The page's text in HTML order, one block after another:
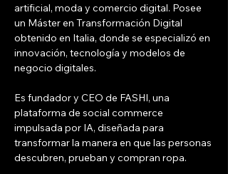
artificial, moda y comercio digital. Posee
un Máster en Transformación Digital
obtenido en Italia, donde se especializó en
innovación, tecnología y modelos de
negocio digitales.
Es fundador y CEO de FASHI, una
plataforma de social commerce
impulsada por IA, diseñada para
transformar la manera en que las personas
descubren, prueban y compran ropa.